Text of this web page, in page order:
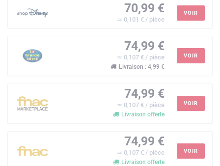
70,99 €
≃ 0,101 € / pièce
VOIR
74,99 €
≃ 0,107 € / pièce
Livraison : 4,99 €
VOIR
74,99 €
≃ 0,107 € / pièce
Livraison offerte
VOIR
74,99 €
≃ 0,107 € / pièce
Livraison offerte
VOIR